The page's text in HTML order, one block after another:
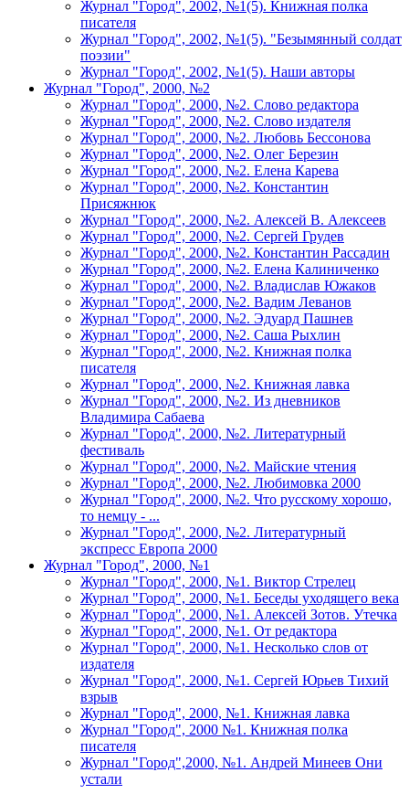
Журнал "Город", 2002, №1(5). Книжная полка
писателя
Журнал "Город", 2002, №1(5). "Безымянный солдат
поэзии"
Журнал "Город", 2002, №1(5). Наши авторы
Журнал "Город", 2000, №2
Журнал "Город", 2000, №2. Слово редактора
Журнал "Город", 2000, №2. Слово издателя
Журнал "Город", 2000, №2. Любовь Бессонова
Журнал "Город", 2000, №2. Олег Березин
Журнал "Город", 2000, №2. Елена Карева
Журнал "Город", 2000, №2. Константин
Присяжнюк
Журнал "Город", 2000, №2. Алексей В. Алексеев
Журнал "Город", 2000, №2. Сергей Грудев
Журнал "Город", 2000, №2. Константин Рассадин
Журнал "Город", 2000, №2. Елена Калиниченко
Журнал "Город", 2000, №2. Владислав Южаков
Журнал "Город", 2000, №2. Вадим Леванов
Журнал "Город", 2000, №2. Эдуард Пашнев
Журнал "Город", 2000, №2. Саша Рыхлин
Журнал "Город", 2000, №2. Книжная полка
писателя
Журнал "Город", 2000, №2. Книжная лавка
Журнал "Город", 2000, №2. Из дневников
Владимира Сабаева
Журнал "Город", 2000, №2. Литературный
фестиваль
Журнал "Город", 2000, №2. Майские чтения
Журнал "Город", 2000, №2. Любимовка 2000
Журнал "Город", 2000, №2. Что русскому хорошо,
то немцу - ...
Журнал "Город", 2000, №2. Литературный
экспресс Европа 2000
Журнал "Город", 2000, №1
Журнал "Город", 2000, №1. Виктор Стрелец
Журнал "Город", 2000, №1. Беседы уходящего века
Журнал "Город", 2000, №1. Алексей Зотов. Утечка
Журнал "Город", 2000, №1. От редактора
Журнал "Город", 2000, №1. Несколько слов от
издателя
Журнал "Город", 2000, №1. Сергей Юрьев Тихий
взрыв
Журнал "Город", 2000, №1. Книжная лавка
Журнал "Город", 2000 №1. Книжная полка
писателя
Журнал "Город",2000, №1. Андрей Минеев Они
устали